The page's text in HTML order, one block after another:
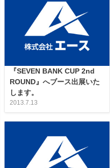
『SEVEN BANK CUP 2nd
ROUND』へブース出展いた
します。
2013.7.13